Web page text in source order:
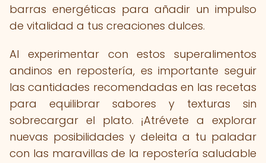
barras energéticas para añadir un impulso
de vitalidad a tus creaciones dulces.
Al experimentar con estos superalimentos
andinos en repostería, es importante seguir
las cantidades recomendadas en las recetas
para equilibrar sabores y texturas sin
sobrecargar el plato. ¡Atrévete a explorar
nuevas posibilidades y deleita a tu paladar
con las maravillas de la repostería saludable